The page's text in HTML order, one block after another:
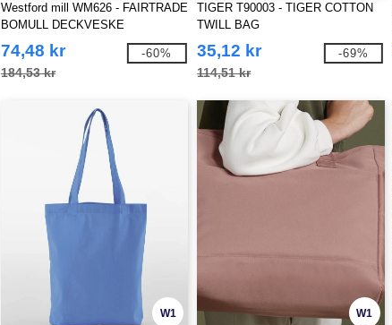
Westford mill WM626 - FAIRTRADE
BOMULL DECKVESKE
74,48 kr
184,53 kr
-60%
TIGER T90003 - TIGER COTTON
TWILL BAG
35,12 kr
114,51 kr
-69%
W1 W1